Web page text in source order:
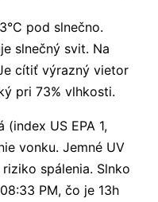
pod slnečno.
slnečný svit. Na
cítiť výrazný vietor
pri 73% vlhkosti.
US EPA 1,
vonku. Jemné UV
spálenia. Slnko
PM, čo je 13h